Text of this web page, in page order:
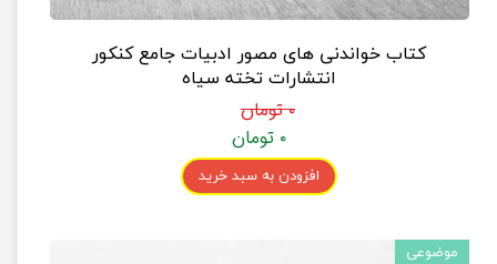
کتاب خواندنی های مصور ادبیات جامع کنکور
انتشارات تخته سیاه
۰ تومان
۰ تومان
افزودن به سبد خرید
موضوعی